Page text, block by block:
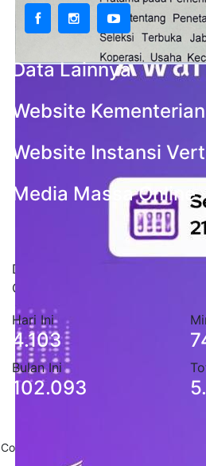
Data Lainnya
Website Kementerian
Website Instansi
Media Massa Online
Statistik Pengunjung
Data stastistik pengunjung
Cimahi
Hari Ini
4.103
Bulan Ini
102.093
Copyright 2020 Pemerintah Daerah